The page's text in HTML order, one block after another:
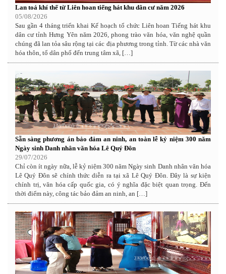
Lan toả khí thế từ Liên hoan tiếng hát khu dân cư năm 2026
05/08/2026
Sau gần 4 tháng triển khai Kế hoạch tổ chức Liên hoan Tiếng hát khu
dân cư tỉnh Hưng Yên năm 2026, phong trào văn hóa, văn nghệ quần
chúng đã lan tỏa sâu rộng tại các địa phương trong tỉnh. Từ các nhà văn
hóa thôn, tổ dân phố đến trung tâm xã, […]
Sẵn sàng phương án bảo đảm an ninh, an toàn lễ kỷ niệm 300 năm
Ngày sinh Danh nhân văn hóa Lê Quý Đôn
29/07/2026
Chỉ còn ít ngày nữa, lễ kỷ niệm 300 năm Ngày sinh Danh nhân văn hóa
Lê Quý Đôn sẽ chính thức diễn ra tại xã Lê Quý Đôn. Đây là sự kiện
chính trị, văn hóa cấp quốc gia, có ý nghĩa đặc biệt quan trọng. Đến
thời điểm này, công tác bảo đảm an ninh, an […]